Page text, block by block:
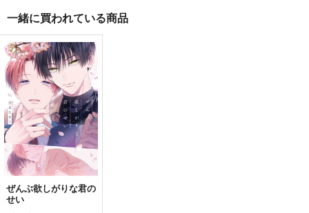
コスプレ
サンプル
カート
Noir【サイン入り】
湿度99%
1,572 （税込）
サンプル
作品詳細
一緒に買われている商品
ぜんぶ欲しがりな君の
せい